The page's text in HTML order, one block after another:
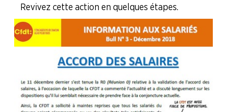
adhérer ?
Revivez cette action en quelques étapes.